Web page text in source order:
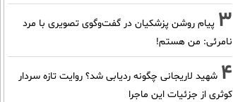
3 پیام روشن پزشکیان در گفت‌و‌گوی تصویری با مرد
نامرئی: من هستم!
4 شهید لاریجانی چگونه ردیابی شد؟ روایت تازه سردار
کوثری از جزئیات این ماجرا